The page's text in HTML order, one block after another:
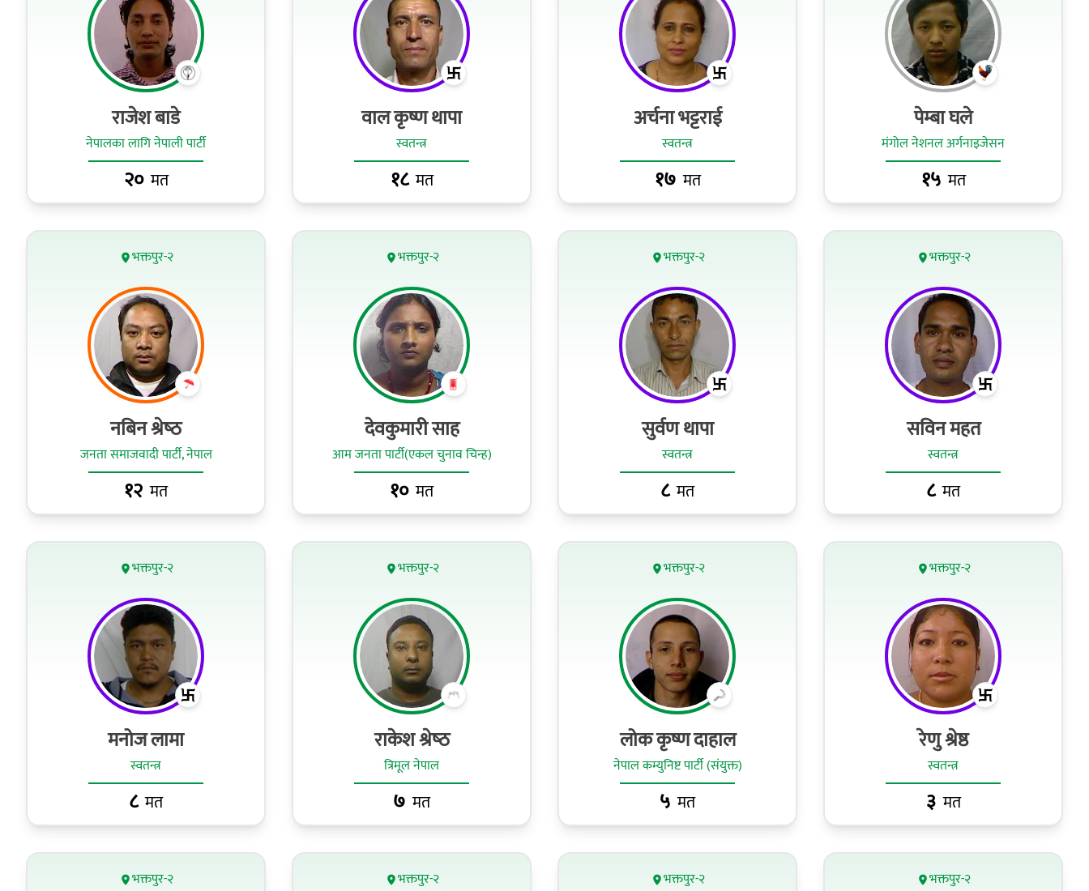
राजेश बाडे
नेपालका लागि नेपाली पार्टी
२० मत
वाल कृष्ण थापा
स्वतन्त्र
१८मत
अर्चना भट्टराई
स्वतन्त्र
१७ मत
पेम्बा घले
मंगोल नेशनल अर्गनाइजेसन
१५ मत
भक्तपुर-२
नबिन श्रेष्‍ठ
जनता समाजवादी पार्टी, नेपाल
१२ मत
भक्तपुर-२
देवकुमारी साह
आम जनता पार्टी(एकल चुनाव चिन्ह)
१० मत
भक्तपुर-२
सुर्वण थापा
स्वतन्त्र
८ मत
भक्तपुर-२
सविन महत
स्वतन्त्र
८ मत
भक्तपुर-२
मनोज लामा
स्वतन्त्र
८ मत
भक्तपुर-२
राकेश श्रेष्‍ठ
त्रिमूल नेपाल
७ मत
भक्तपुर-२
लोक कृष्ण दाहाल
नेपाल कम्युनिष्ट पार्टी (संयुक्त)
५ मत
भक्तपुर-२
रेणु श्रेष्ठ
स्वतन्त्र
३ मत
भक्तपुर-२ भक्तपुर-२ भक्तपुर-२ भक्तपुर-२